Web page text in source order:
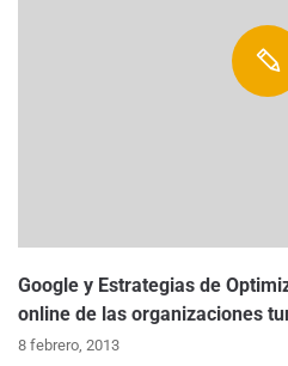
Google y Estrategias de
online de las organizaciones
8 febrero, 2013